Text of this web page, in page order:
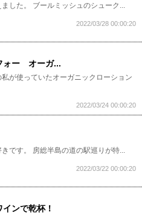
した。 ブールミッシュのシューク...
2022/03/28 00:00:20
ォー オーガ...
が使っていたオーガニックローション​
2022/03/24 00:00:20
です。 房総半島の道の駅巡りが特...
2022/03/22 00:00:20
ンで乾杯！